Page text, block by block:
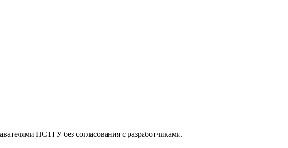
ПСТГУ без согласования с разработчиками.